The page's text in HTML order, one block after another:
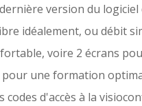
version du logiciel
idéalement, ou débit
voire 2 écrans
une formation
d'accès à la